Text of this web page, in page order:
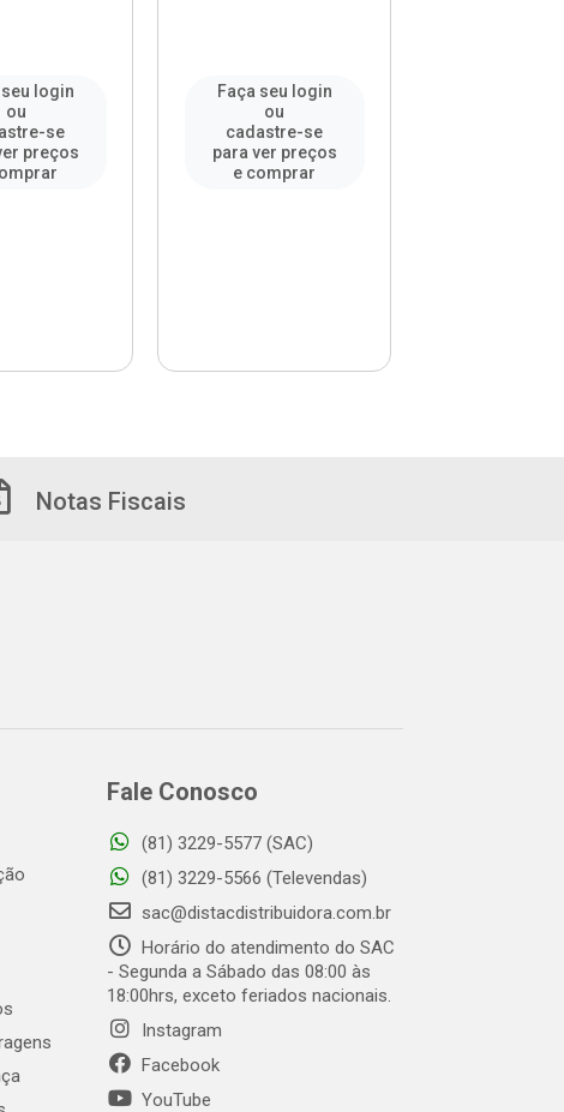
seu login
ou
se
preços
Faça seu login
ou
cadastre-se
para ver preços
e comprar
Notas Fiscais
Fale Conosco
(81) 3229-5577 (SAC)
(81) 3229-5566 (Televendas)
sac@distacdistribuidora.com.br
Horário do atendimento do SAC
- Segunda a Sábado das 08:00 às
18:00hrs, exceto feriados nacionais.
Instagram
Facebook
YouTube